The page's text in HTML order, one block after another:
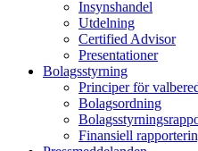
Insynshandel
Utdelning
Certified Advisor
Presentationer
Bolagsstyrning
Principer för
Bolagsordning
Finansiell